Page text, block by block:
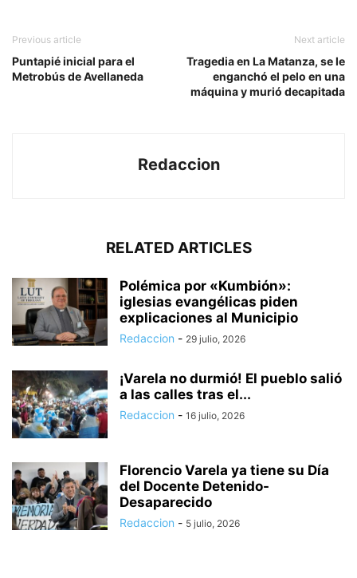
Previous article
Puntapié inicial para el
Metrobús de Avellaneda
Next article
Tragedia en La Matanza, se le
enganchó el pelo en una
máquina y murió decapitada
Redaccion
RELATED ARTICLES
Polémica por «Kumbión»:
iglesias evangélicas piden
explicaciones al Municipio
Redaccion - 29 julio, 2026
¡Varela no durmió! El pueblo salió
a las calles tras el...
Redaccion - 16 julio, 2026
Florencio Varela ya tiene su Día
del Docente Detenido-
Desaparecido
Redaccion - 5 julio, 2026